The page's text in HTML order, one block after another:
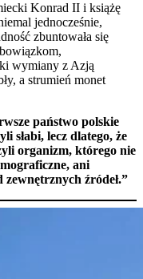
Konrad II i książę
jednocześnie,
zbuntowała się
wymiany z Azją
a strumień monet
państwo polskie
słabi, lecz dlatego, że
organizm, którego nie
ani
źródeł.”